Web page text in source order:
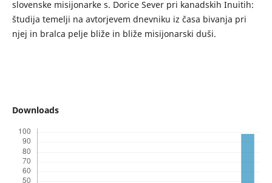
slovenske misijonarke s. Dorice Sever pri kanadskih Inuitih:
študija temelji na avtorjevem dnevniku iz časa bivanja pri
njej in bralca pelje bliže in bliže misijonarski duši.
Downloads